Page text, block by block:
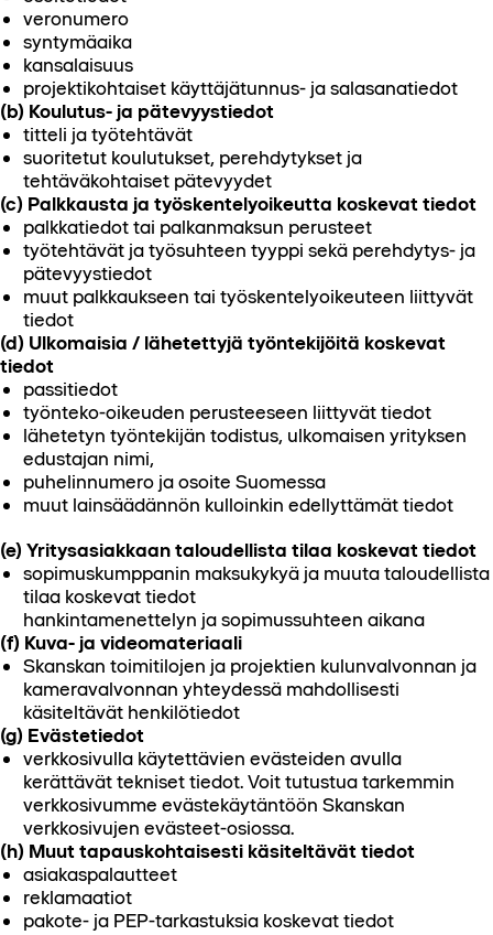
veronumero
syntymäaika
kansalaisuus
projektikohtaiset käyttäjätunnus- ja salasanatiedot
(b) Koulutus- ja pätevyystiedot
titteli ja työtehtävät
suoritetut koulutukset, perehdytykset ja
tehtäväkohtaiset pätevyydet
(c) Palkkausta ja työskentelyoikeutta koskevat tiedot
palkkatiedot tai palkanmaksun perusteet
työtehtävät ja työsuhteen tyyppi sekä perehdytys- ja
pätevyystiedot
muut palkkaukseen tai työskentelyoikeuteen liittyvät
tiedot
(d) Ulkomaisia / lähetettyjä työntekijöitä koskevat
tiedot
passitiedot
työnteko-oikeuden perusteeseen liittyvät tiedot
lähetetyn työntekijän todistus, ulkomaisen yrityksen
edustajan nimi,
puhelinnumero ja osoite Suomessa
muut lainsäädännön kulloinkin edellyttämät tiedot
(e) Yritysasiakkaan taloudellista tilaa koskevat tiedot
sopimuskumppanin maksukykyä ja muuta taloudellista
tilaa koskevat tiedot
hankintamenettelyn ja sopimussuhteen aikana
(f) Kuva- ja videomateriaali
Skanskan toimitilojen ja projektien kulunvalvonnan ja
kameravalvonnan yhteydessä mahdollisesti
käsiteltävät henkilötiedot
(g) Evästetiedot
verkkosivulla käytettävien evästeiden avulla
kerättävät tekniset tiedot. Voit tutustua tarkemmin
verkkosivumme evästekäytäntöön Skanskan
verkkosivujen evästeet-osiossa.
(h) Muut tapauskohtaisesti käsiteltävät tiedot
asiakaspalautteet
reklamaatiot
pakote- ja PEP-tarkastuksia koskevat tiedot